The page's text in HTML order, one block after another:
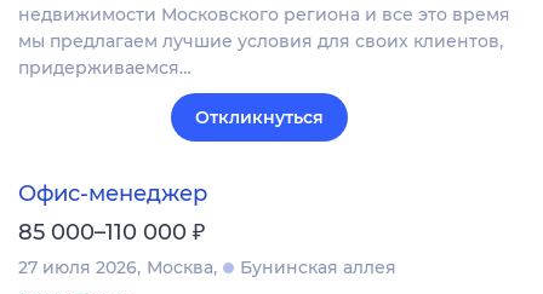
недвижимости Московского региона и все это время
мы предлагаем лучшие условия для своих клиентов,
придерживаемся…
Откликнуться
Офис-менеджер
85 000–110 000 ₽
27 июля 2026 Москва
Бунинская аллея